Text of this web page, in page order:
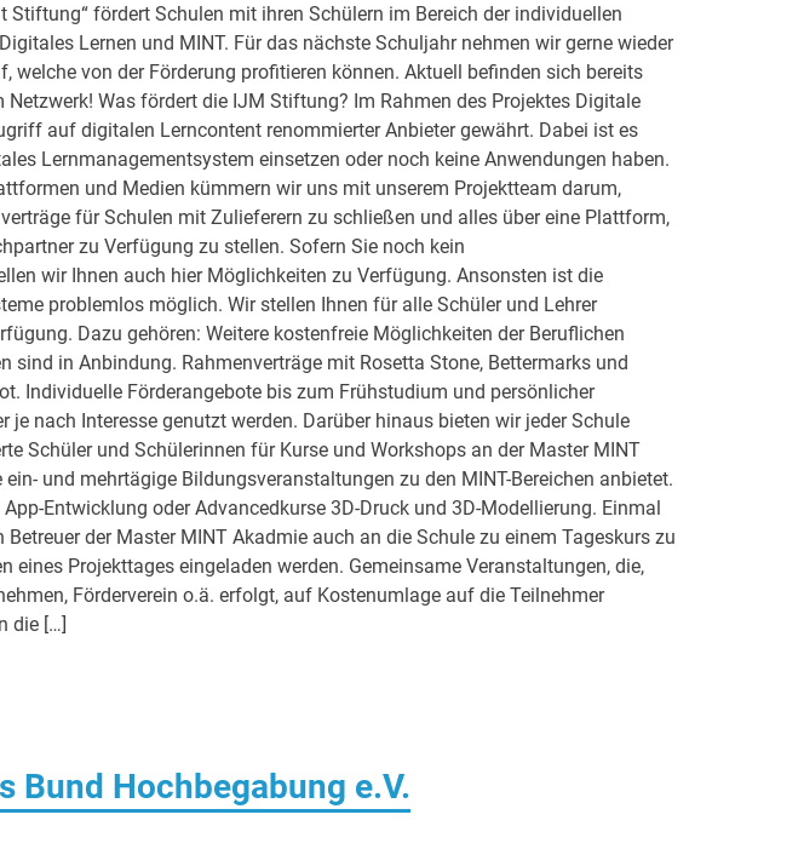
Stiftung“ fördert Schulen mit ihren Schülern im Bereich der individuellen
Lernen und MINT. Für das nächste Schuljahr nehmen wir gerne wieder
welche von der Förderung profitieren können. Aktuell befinden sich bereits
Was fördert die IJM Stiftung? Im Rahmen des Projektes Digitale
auf digitalen Lerncontent renommierter Anbieter gewährt. Dabei ist es
Lernmanagementsystem einsetzen oder noch keine Anwendungen haben.
und Medien kümmern wir uns mit unserem Projektteam darum,
für Schulen mit Zulieferern zu schließen und alles über eine Plattform,
zu Verfügung zu stellen. Sofern Sie noch kein
wir Ihnen auch hier Möglichkeiten zu Verfügung. Ansonsten ist die
problemlos möglich. Wir stellen Ihnen für alle Schüler und Lehrer
Dazu gehören: Weitere kostenfreie Möglichkeiten der Beruflichen
sind in Anbindung. Rahmenverträge mit Rosetta Stone, Bettermarks und
Individuelle Förderangebote bis zum Frühstudium und persönlicher
je nach Interesse genutzt werden. Darüber hinaus bieten wir jeder Schule
Schüler und Schülerinnen für Kurse und Workshops an der Master MINT
und mehrtägige Bildungsveranstaltungen zu den MINT-Bereichen anbietet.
Entwicklung oder Advancedkurse 3D-Druck und 3D-Modellierung. Einmal
der Master MINT Akadmie auch an die Schule zu einem Tageskurs zu
eines Projekttages eingeladen werden. Gemeinsame Veranstaltungen, die,
Förderverein o.ä. erfolgt, auf Kostenumlage auf die Teilnehmer
die […]
Bund Hochbegabung e.V.